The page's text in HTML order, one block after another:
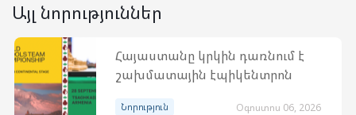
Այլ նորություններ
Հայաստանը կրկին դառնում է
շախմատային էպիկենտրոն
Նորություն Օգոստոս 06, 2026